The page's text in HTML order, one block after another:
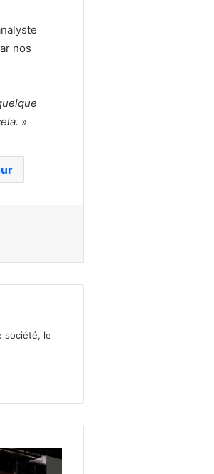
nos
»
société, le